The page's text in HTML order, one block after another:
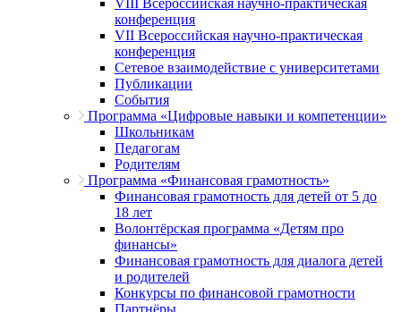
VIII Всероссийская научно-практическая
конференция
VII Всероссийская научно-практическая
конференция
Сетевое взаимодействие с университетами
Публикации
События
Программа «Цифровые навыки и компетенции»
Школьникам
Педагогам
Родителям
Программа «Финансовая грамотность»
Финансовая грамотность для детей от 5 до
18 лет
Волонтёрская программа «Детям про
финансы»
Финансовая грамотность для диалога детей
и родителей
Конкурсы по финансовой грамотности
Партнёры